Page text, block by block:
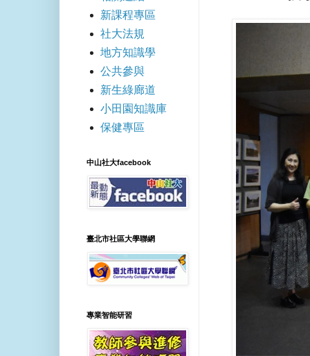
新課程專區
社大法規
地方知識學
公共參與
新生綠廊道
小田園知識庫
保健專區
中山社大facebook
臺北市社區大學聯網
專業智能研習